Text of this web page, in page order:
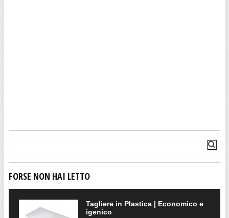
FORSE NON HAI LETTO
Tagliere in Plastica | Economico e
igenico